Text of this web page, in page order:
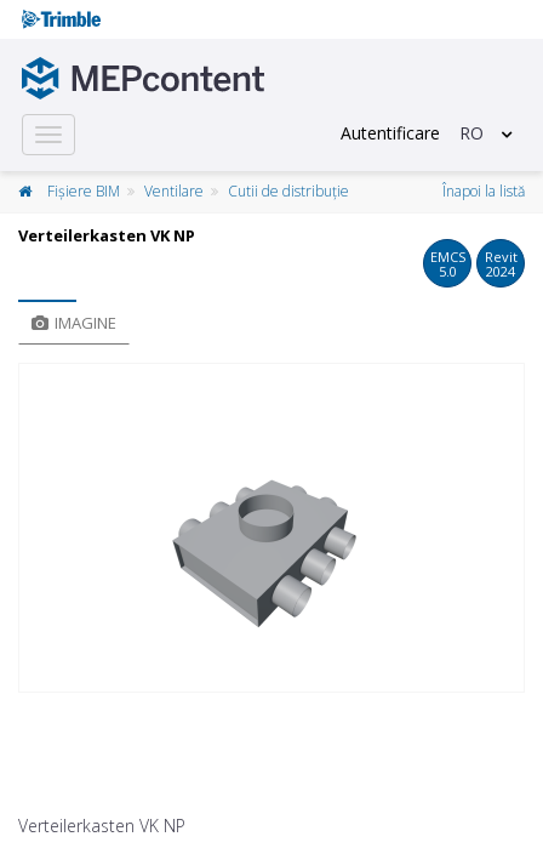
Toggle
navigation
Autentificare RO
Fișiere BIM Ventilare Cutii de distribuţie Înapoi la listă
Verteilerkasten VK NP
EMCS
5.0
Revit
2024
IMAGINE
Verteilerkasten VK NP